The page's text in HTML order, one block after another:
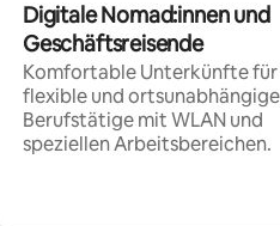
Digitale Nomad:innen und
Geschäftsreisende
Komfortable Unterkünfte für
flexible und ortsunabhängige
Berufstätige mit WLAN und
speziellen Arbeitsbereichen.